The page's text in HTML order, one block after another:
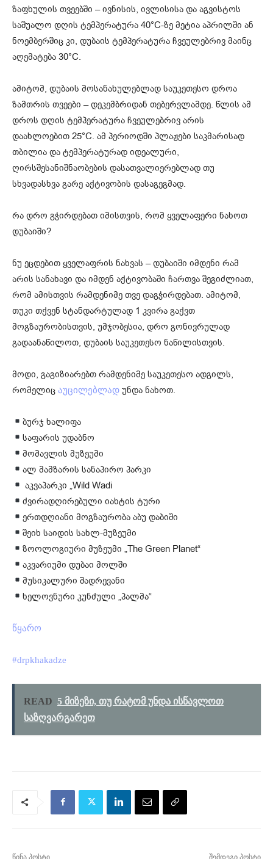
ზაფხულის თვეებში – ივნისის, ივლისისა და აგვისტოს
საშუალო დღის ტემპერატურა 40°C-ზე მეტია აპრილში ან
ნოემბერშიც კი, დუბაის ტემპერატურა ჩვეულებრივ მაინც
აღემატება 30°C.
ამიტომ, დუბაის მოსანახულებლად საუკეთესო დროა
ზამთრის თვეები – დეკემბრიდან თებერვლამდე. წლის ამ
დროს დღის ტემპერატურა ჩვეულებრივ არის
დაახლოებით 25°C. ამ პერიოდში პლაჟები საკმარისად
თბილია და ტემპერატურად იდეალური,
ღირსშესანიშნაობების დასათვალიერებლად თუ
სხვადასხვა გარე აქტივობის დასაგეგმად.
რა დრო გჭირდებათ იმისთვის, რომ ყველაფერი ნახოთ
დუბაიში?
ნუ ეცდებით ყველაფრის ნახვას – დუბაიში იმდენი რამ
არის სანახავი და იმდენ აქტივობაში ჩართვა შეგიძლიათ,
რომ ამისთვის რამდენიმე თვე დაგჭირდებათ. ამიტომ,
თუკი თქვენ სტანდარტულად 1 კვირა გაქვთ
მოგზაურობისთვის, უმჯობესია, დრო გონივრულად
გადაანაწილოთ, დუბაის საუკეთესო ნაწილისთვის.
მოდი, გაგიზიარებთ რამდენიმე საუკეთესო ადგილს,
რომელიც აუცილებლად უნდა ნახოთ.
ბურჯ ხალიფა
საფარის უდაბნო
მომავლის მუზეუმი
ალ მამზარის სანაპირო პარკი
აკვაპარკი „Wild Wadi
ძვირადღირებული იახტის ტური
ერთდღიანი მოგზაურობა აბუ დაბიში
შეიხ საიდის სახლ-მუზეუმი
ზოოლოგიური მუზეუმი „The Green Planet“
აკვარიუმი დუბაი მოლში
მუსიკალური შადრევანი
ხელოვნური კუნძული „პალმა“
წყარო
#drpkhakadze
READ 5 მიზეზი, თუ რატომ უნდა ისწავლოთ
საზღვარგარეთ
წინა პოსტი შემდეგი პოსტი